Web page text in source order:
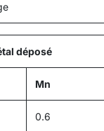
déposé
Mn
0.6